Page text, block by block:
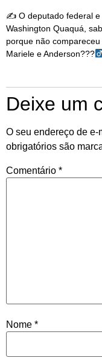
✍ O deputado federal
Washington Quaquá,
porque não
Mariele e Anderson???‍
Deixe um
O seu endereço de
obrigatórios são
Comentário *
Nome *